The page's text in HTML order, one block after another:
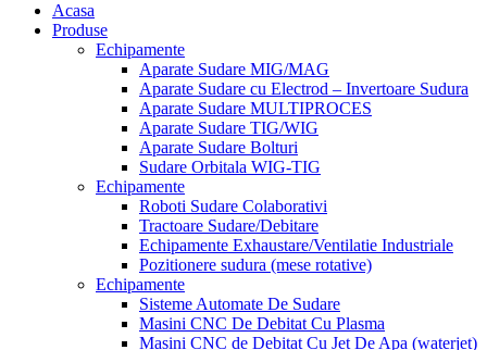
Acasa
Produse
Echipamente
Aparate Sudare MIG/MAG
Aparate Sudare cu Electrod – Invertoare Sudura
Aparate Sudare MULTIPROCES
Aparate Sudare TIG/WIG
Aparate Sudare Bolturi
Sudare Orbitala WIG-TIG
Echipamente
Roboti Sudare Colaborativi
Tractoare Sudare/Debitare
Echipamente Exhaustare/Ventilatie Industriale
Pozitionere sudura (mese rotative)
Echipamente
Sisteme Automate De Sudare
Masini CNC De Debitat Cu Plasma
Masini CNC de Debitat Cu Jet De Apa (waterjet)